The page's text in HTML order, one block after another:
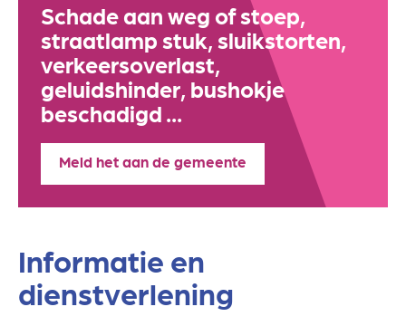
Schade aan weg of stoep,
straatlamp stuk, sluikstorten,
verkeersoverlast,
geluidshinder, bushokje
beschadigd ...
Meld het aan de gemeente
Informatie en
dienstverlening